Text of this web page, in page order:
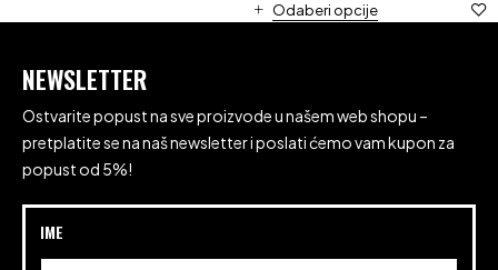
Odaberi opcije
NEWSLETTER
Ostvarite popust na sve proizvode u našem web shopu –
pretplatite se na naš newsletter i poslati ćemo vam kupon za
popust od 5%!
IME